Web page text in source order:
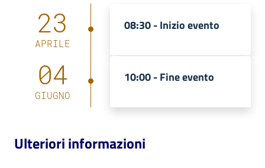
23
APRILE
08:30 -Inizio evento
04
GIUGNO
10:00 -Fine evento
Ulteriori informazioni